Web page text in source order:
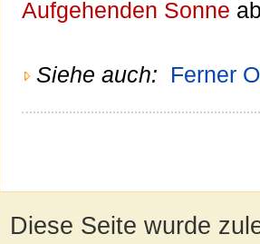
Aufgehenden Sonne
Siehe auch: Ferner
Diese Seite wurde